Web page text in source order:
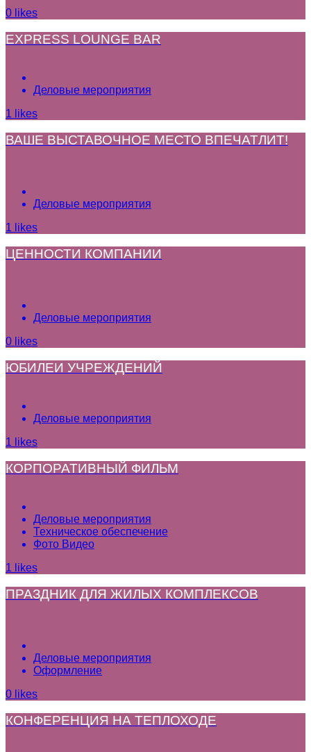
0 likes
EXPRESS LOUNGE BAR
Деловые мероприятия
1 likes
ВАШЕ ВЫСТАВОЧНОЕ МЕСТО ВПЕЧАТЛИТ!
Деловые мероприятия
1 likes
ЦЕННОСТИ КОМПАНИИ
Деловые мероприятия
0 likes
ЮБИЛЕИ УЧРЕЖДЕНИЙ
Деловые мероприятия
1 likes
КОРПОРАТИВНЫЙ ФИЛЬМ
Деловые мероприятия
Техническое обеспечение
Фото Видео
1 likes
ПРАЗДНИК ДЛЯ ЖИЛЫХ КОМПЛЕКСОВ
Деловые мероприятия
Оформление
0 likes
КОНФЕРЕНЦИЯ НА ТЕПЛОХОДЕ